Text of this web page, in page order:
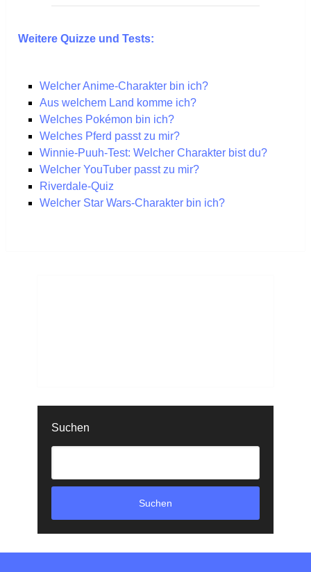
Weitere Quizze und Tests:
Welcher Anime-Charakter bin ich?
Aus welchem Land komme ich?
Welches Pokémon bin ich?
Welches Pferd passt zu mir?
Winnie-Puuh-Test: Welcher Charakter bist du?
Welcher YouTuber passt zu mir?
Riverdale-Quiz
Welcher Star Wars-Charakter bin ich?
Suchen
Suchen